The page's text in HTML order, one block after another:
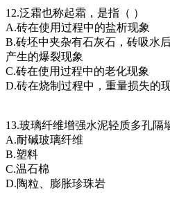
12.泛霜也称起霜，是指（ ）
A.砖在使用过程中的盐析现象
B.砖坯中夹杂有石灰石，砖吸水
产生的爆裂现象
C.砖在使用过程中的老化现象
D.砖在烧制过程中，重量损失的
13.玻璃纤维增强水泥轻质多孔隔
A.耐碱玻璃纤维
B.塑料
C.温石棉
D.陶粒、膨胀珍珠岩